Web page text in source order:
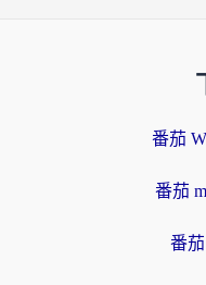
番茄
番茄
番